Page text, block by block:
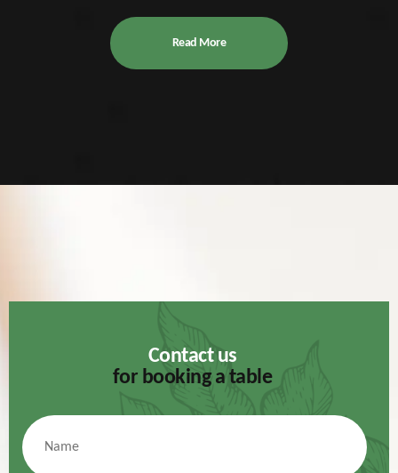
Read More
Contact us
for booking a table